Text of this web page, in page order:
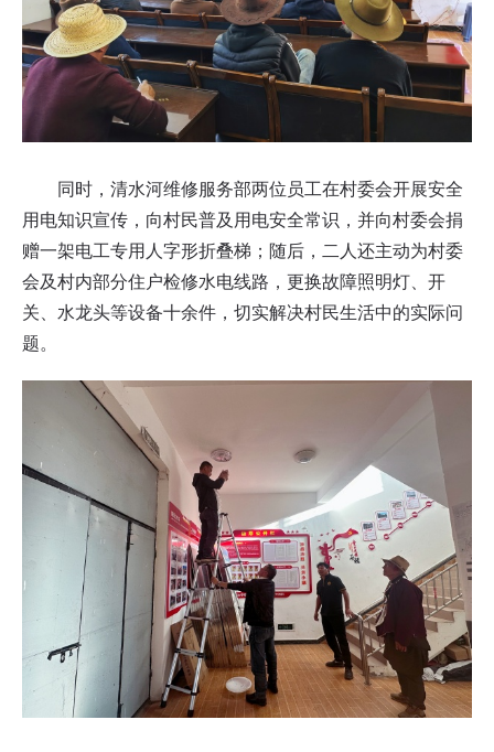
同时，清水河维修服务部两位员工在村委会开展安全
用电知识宣传，向村民普及用电安全常识，并向村委会捐
赠一架电工专用人字形折叠梯；随后，二人还主动为村委
会及村内部分住户检修水电线路，更换故障照明灯、开
关、水龙头等设备十余件，切实解决村民生活中的实际问
题。